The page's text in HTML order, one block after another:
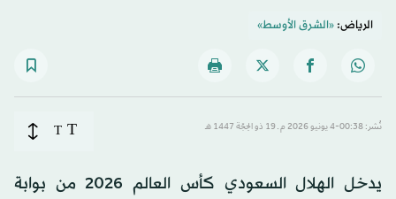
الرياض:«الشرق الأوسط»
نُشر: 00:38-4 يونيو 2026 م ـ 19 ذو الحِجّة 1447 هـ T
T
يدخل الهلال السعودي كأس العالم 2026 من بوابة